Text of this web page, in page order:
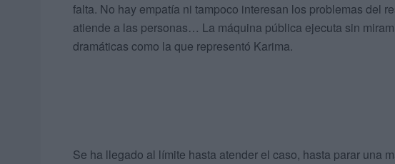
falta. No hay empatía ni tampoco interesan los problemas del
atiende a las personas… La máquina pública ejecuta sin
dramáticas como la que representó Karima.
Se ha llegado al límite hasta atender el caso, hasta parar una